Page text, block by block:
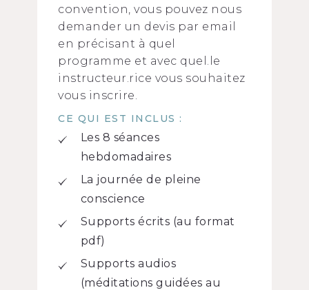
convention, vous pouvez nous
demander un devis par email
en précisant à quel
programme et avec quel.le
instructeur.rice vous souhaitez
vous inscrire.
CE QUI EST INCLUS :
Les 8 séances
hebdomadaires
La journée de pleine
conscience
Supports écrits (au format
pdf)
Supports audios
(méditations guidées au